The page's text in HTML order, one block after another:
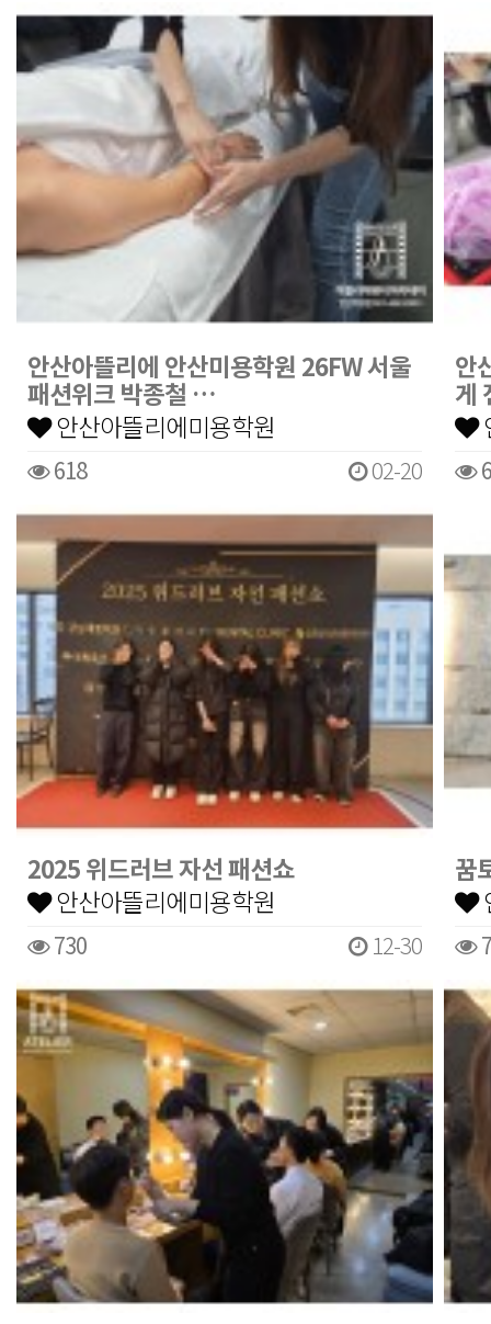
안산아뜰리에 안산미용학원 26FW 서울
패션위크 박종철 …
안산아뜰리에미용학원
618 02-20
안
게
2025 위드러브 자선 패션쇼
안산아뜰리에미용학원
730 12-30
꿈